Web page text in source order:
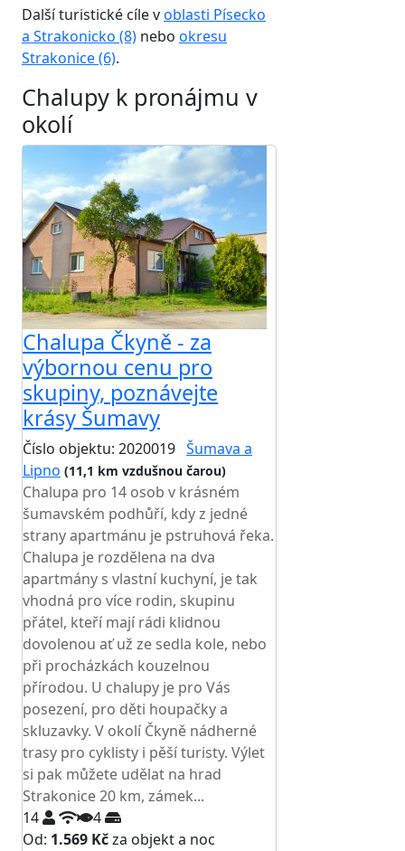
Další turistické cíle voblasti Písecko
a Strakonicko (8) nebo okresu
Strakonice (6).
Chalupy k pronájmu v
okolí
Chalupa Čkyně - za
výbornou cenu pro
skupiny, poznávejte
krásy Šumavy
Číslo objektu: 2020019 Šumava a
Lipno (11,1 km vzdušnou čarou)
Chalupa pro 14 osob v krásném
šumavském podhůří, kdy z jedné
strany apartmánu je pstruhová řeka.
Chalupa je rozdělena na dva
apartmány s vlastní kuchyní, je tak
vhodná pro více rodin, skupinu
přátel, kteří mají rádi klidnou
dovolenou ať už ze sedla kole, nebo
při procházkách kouzelnou
přírodou. U chalupy je pro Vás
posezení, pro děti houpačky a
skluzavky. V okolí Čkyně nádherné
trasy pro cyklisty i pěší turisty. Výlet
si pak můžete udělat na hrad
Strakonice 20 km, zámek...
14
4
Od: 1.569 Kčza objekt a noc